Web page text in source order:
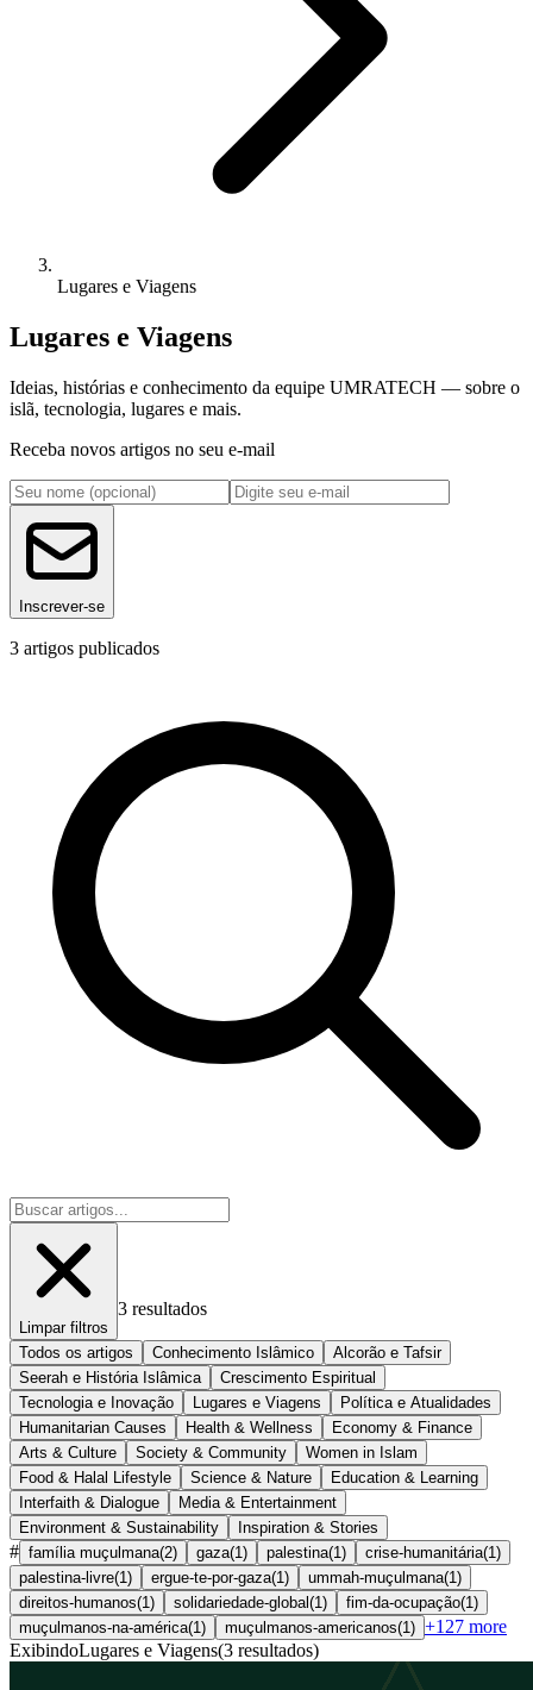
Lugares e Viagens
Lugares e Viagens
Ideias, histórias e conhecimento da equipe UMRATECH — sobre o
islã, tecnologia, lugares e mais.
Receba novos artigos no seu e-mail
Inscrever-se
3 artigos publicados
Limpar filtros
3 resultados
Todos os artigos Conhecimento Islâmico
Alcorão e Tafsir
Seerah e História Islâmica
Crescimento Espiritual
Tecnologia e Inovação
Lugares e Viagens
Política e Atualidades
Humanitarian Causes
Health & Wellness
Economy & Finance
Arts & Culture
Society & Community
Women in Islam
Food & Halal Lifestyle
Science & Nature
Education & Learning
Interfaith & Dialogue
Media & Entertainment
Environment & Sustainability
Inspiration & Stories
# família muçulmana(2) gaza(1 ) palestina(1 ) crise-humanitária(1 )
palestina-livre(1 ) ergue-te-por-gaza(1 ) ummah-muçulmana(1 )
direitos-humanos(1 ) solidariedade-global (1 ) fim-da-ocupação(1 )
muçulmanos-na-américa(1 ) muçulmanos-americanos(1 ) +127 more
ExibindoLugares e Viagens(3 resultados)